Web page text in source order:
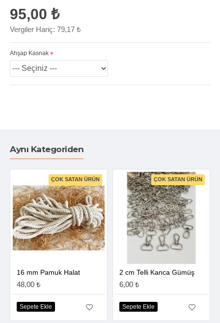
95,00 ₺
Vergiler Hariç: 79,17 ₺
Ahşap Kasnak
Aynı Kategoriden
ÇOK SATAN ÜRÜN
16 mm Pamuk Halat
48,00 ₺
Sepete Ekle
ÇOK SATAN ÜRÜN
2 cm Telli Kanca Gümüş
6,00 ₺
Sepete Ekle